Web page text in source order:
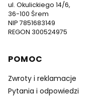
ul. Okulickiego 14/6,
36-100 Śrem
NIP 7851683149
REGON 300524975
Linki w stopce
POMOC
Zwroty i reklamacje
Pytania i odpowiedzi